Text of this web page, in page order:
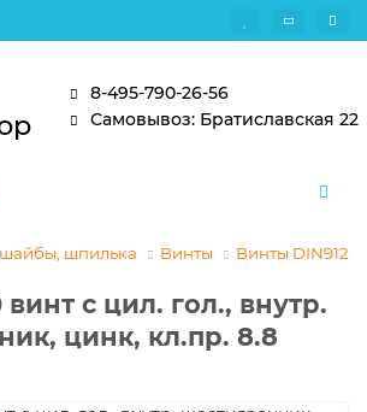
8-495-790-26-56
Самовывоз: Братиславская 22
шайбы, шпилька Винты Винты DIN912
винт с цил. гол., внутр.
цинк, кл.пр. 8.8